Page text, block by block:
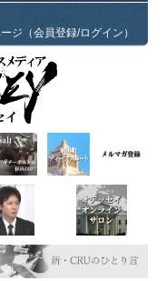
ジ（会員登録/ログイン）